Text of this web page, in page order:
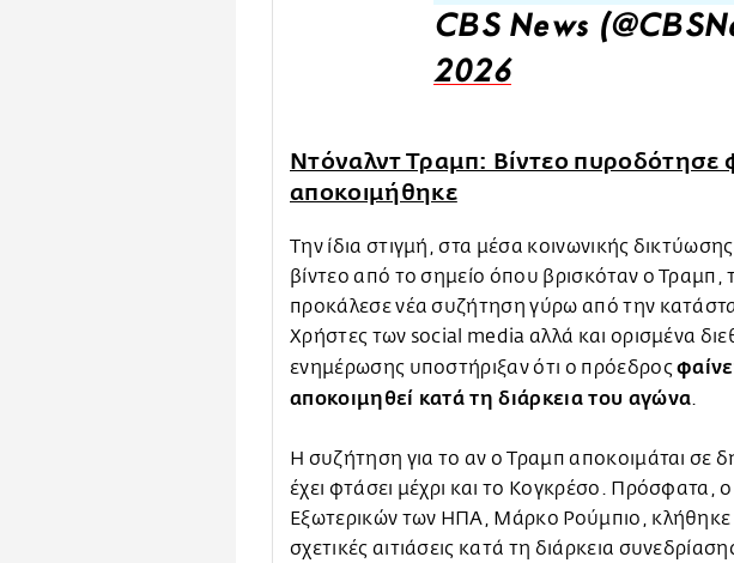
CBS News
2026
Ντόναλντ Τραμπ: Βίντεο πυροδότησε
αποκοιμήθηκε
Την ίδια στιγμή, στα μέσα κοινωνικής
βίντεο από το σημείο όπου βρισκόταν ο Τραμπ,
προκάλεσε νέα συζήτηση γύρω από την
Χρήστες των social media αλλά και ορισμένα
ενημέρωσης υποστήριξαν ότι ο πρόεδρος
αποκοιμηθεί κατά τη διάρκεια του αγώνα.
Η συζήτηση για το αν ο Τραμπ αποκοιμάται σε
έχει φτάσει μέχρι και το Κογκρέσο. Πρόσφατα,
Εξωτερικών των ΗΠΑ, Μάρκο Ρούμπιο, κλήθηκε
σχετικές αιτιάσεις κατά τη διάρκεια